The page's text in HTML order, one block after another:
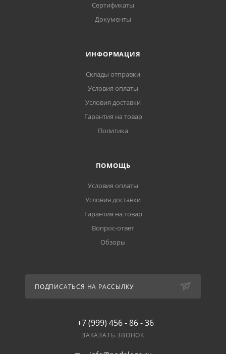
Сертификаты
Документы
ИНФОРМАЦИЯ
Склады отправки
Условия оплаты
Условия доставки
Гарантия на товар
Политика
ПОМОЩЬ
Условия оплаты
Условия доставки
Гарантия на товар
Вопрос-ответ
Обзоры
ПОДПИСАТЬСЯ НА РАССЫЛКУ
+7 (999) 456 - 86 - 36
ЗАКАЗАТЬ ЗВОНОК